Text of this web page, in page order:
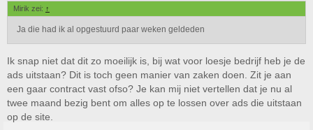
Mirik zei: ↑
Ja die had ik al opgestuurd paar weken geldeden
Ik snap niet dat dit zo moeilijk is, bij wat voor loesje bedrijf heb je de
ads uitstaan? Dit is toch geen manier van zaken doen. Zit je aan
een gaar contract vast ofso? Je kan mij niet vertellen dat je nu al
twee maand bezig bent om alles op te lossen over ads die uitstaan
op de site.